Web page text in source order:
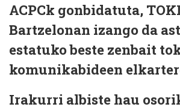
ACPCk gonbidatuta,
Bartzelonan izango da
estatuko beste zenbait
komunikabideen
Irakurri albiste hau